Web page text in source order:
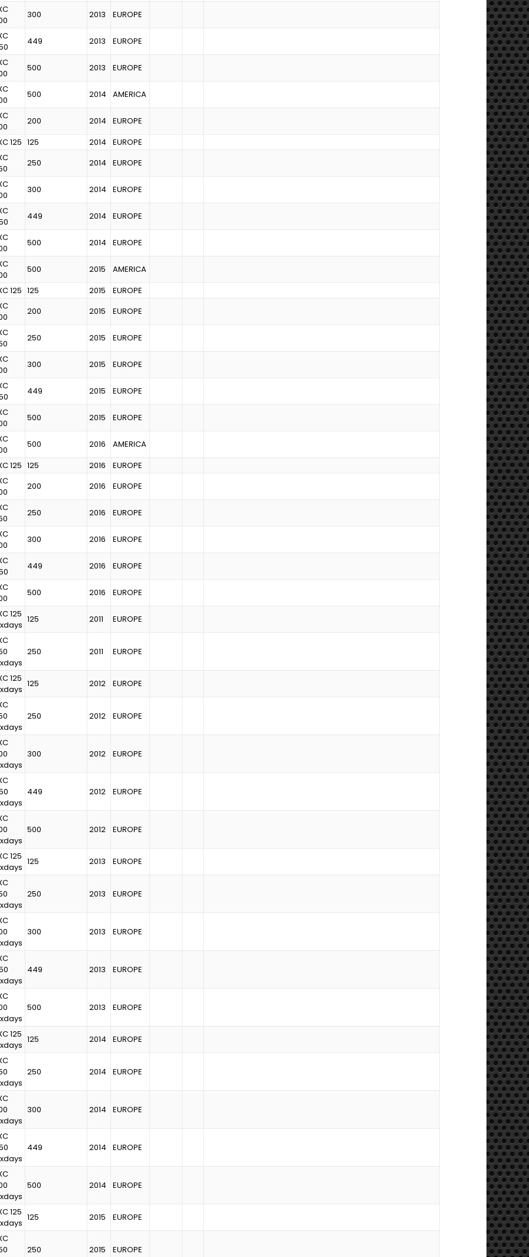
300 2013 EUROPE
449 2013 EUROPE
500 2013 EUROPE
500 2014 AMERICA
200 2014
EUROPE
125 125 2014
EUROPE
250 2014 EUROPE
300 2014 EUROPE
449 2014 EUROPE
500 2014 EUROPE
500 2015
AMERICA
125 125 2015
EUROPE
200 2015 EUROPE
250 2015 EUROPE
300 2015 EUROPE
449 2015 EUROPE
500 2015 EUROPE
500 2016
AMERICA
125 125 2016
EUROPE
200 2016 EUROPE
250 2016 EUROPE
300 2016 EUROPE
449 2016 EUROPE
500 2016 EUROPE
125 125 2011 EUROPE
250 2011 EUROPE
125 125 2012 EUROPE
250 2012 EUROPE
300 2012 EUROPE
449 2012 EUROPE
500 2012 EUROPE
125 125 2013 EUROPE
250 2013 EUROPE
300 2013 EUROPE
449 2013 EUROPE
500 2013 EUROPE
125 125 2014 EUROPE
250 2014 EUROPE
300 2014 EUROPE
449 2014 EUROPE
500 2014 EUROPE
125 125 2015 EUROPE
250 2015 EUROPE